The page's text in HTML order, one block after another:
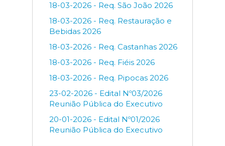
18-03-2026 - Req. São João 2026
18-03-2026 - Req. Restauração e
Bebidas 2026
18-03-2026 - Req. Castanhas 2026
18-03-2026 - Req. Fiéis 2026
18-03-2026 - Req. Pipocas 2026
23-02-2026 - Edital Nº03/2026
Reunião Pública do Executivo
20-01-2026 - Edital Nº01/2026
Reunião Pública do Executivo